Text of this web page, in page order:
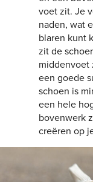
voet zit. Je
naden, wat
blaren kunt
zit de
middenvoet
een goede
schoen is
een hele
bovenwerk
creëren op